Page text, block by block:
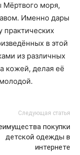
Мёртвого моря,
Именно дары
практических
в этой
из различных
кожей, делая её
Следующая статья
покупки
детской одежды в
интернете